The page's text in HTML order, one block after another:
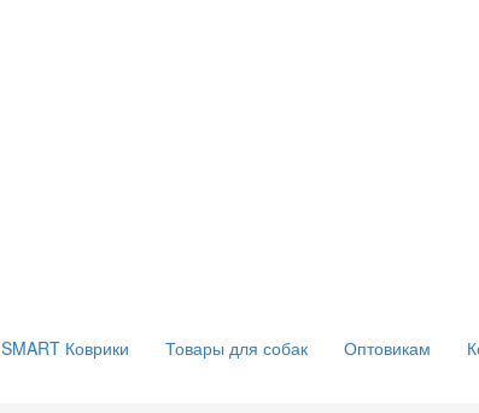
SMART Коврики Товары для собак Оптовикам